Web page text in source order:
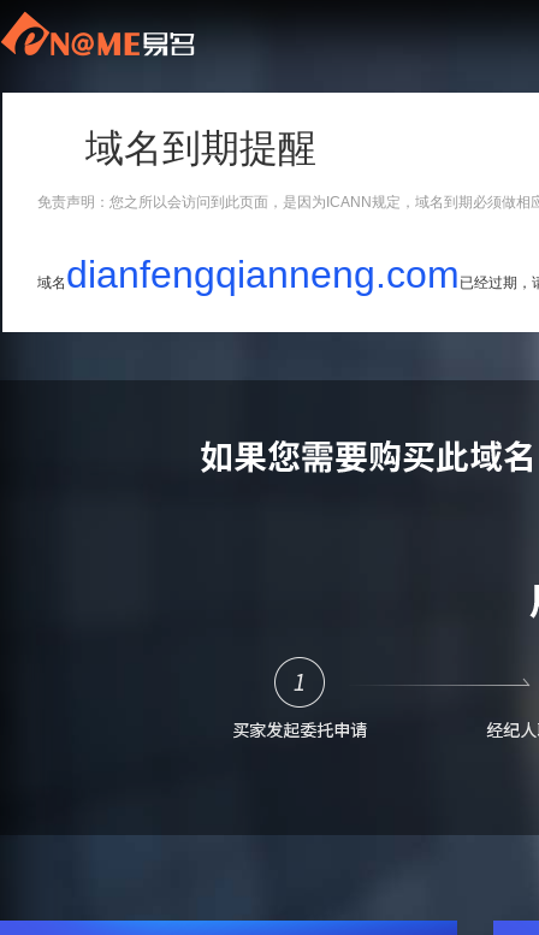
域名到期提醒
免责声明：您之所以会访问到此页面，是因为ICANN规定，域名到期必须做相
域名 dianfengqianneng.com 已经过期，